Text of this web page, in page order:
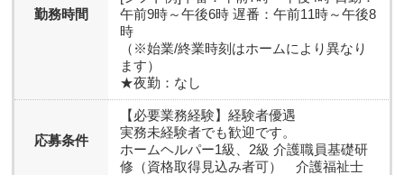
勤務時間
午前9時～午後6時 遅番：午前11時～午後8
時
（※始業/終業時刻はホームにより異なり
ます）
★夜勤：なし
応募条件
【必要業務経験】 経験者優遇
実務未経験者でも歓迎です。
ホームヘルパー1級、2級 介護職員基礎研
修（資格取得見込み者可） 介護福祉士